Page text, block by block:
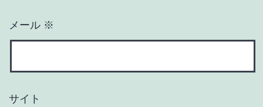
メール ※
サイト